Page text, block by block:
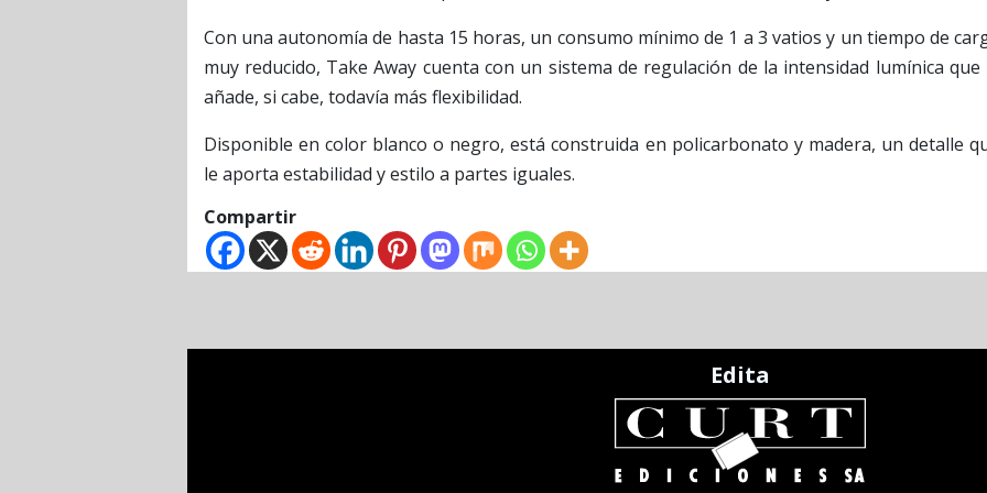
Con una autonomía de hasta 15 horas, un consumo mínimo de 1 a 3 vatios y un tiempo de
muy reducido, Take Away cuenta con un sistema de regulación de la intensidad lumínica que
añade, si cabe, todavía más flexibilidad.
Disponible en color blanco o negro, está construida en policarbonato y madera, un detalle
le aporta estabilidad y estilo a partes iguales.
Compartir
Edita